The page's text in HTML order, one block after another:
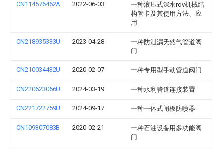
CN114576462A 2022-06-03
一种液压式深水rov机械结
构管卡及其使用方法、应
用
CN218935333U 2023-04-28
一种防泄漏天然气管道阀
门
CN210034432U 2020-02-07 一种专用型手动管道阀门
CN220623066U 2024-03-19 一种水利管道连接装置
CN221722759U 2024-09-17 一种一体式闸板防喷器
CN109307083B 2020-02-21
一种石油设备用多功能阀
门